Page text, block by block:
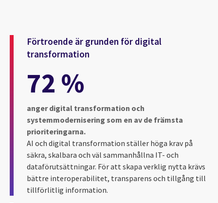
Förtroende är grunden för digital
transformation
72 %
anger digital transformation och
systemmodernisering som en av de främsta
prioriteringarna.
AI och digital transformation ställer höga krav på
säkra, skalbara och väl sammanhållna IT- och
dataförutsättningar. För att skapa verklig nytta krävs
bättre interoperabilitet, transparens och tillgång till
tillförlitlig information.